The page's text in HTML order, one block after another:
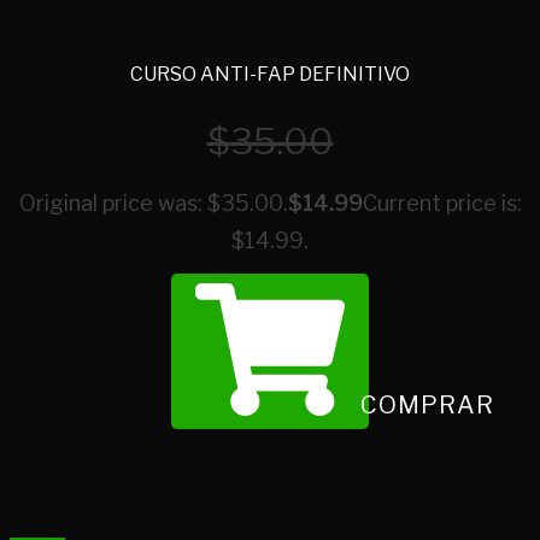
CURSO ANTI-FAP DEFINITIVO
$35.00
Original price was: $35.00.$14.99Current price is:
$14.99.
COMPRAR